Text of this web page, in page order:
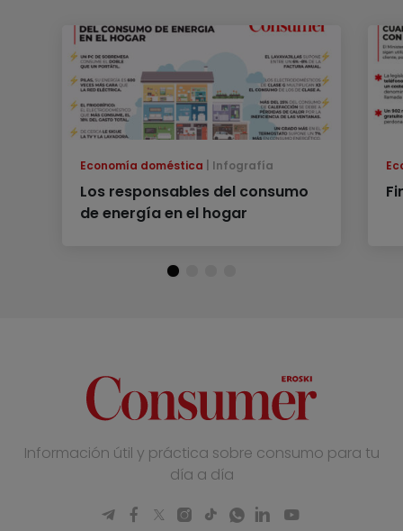
Economía doméstica Infografía
Los responsables del consumo
de energía en el hogar
Información útil y práctica sobre consumo para tu
día a día